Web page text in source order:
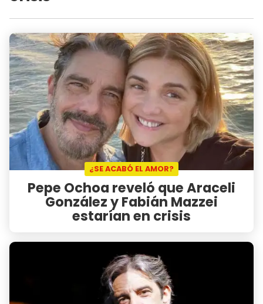
¿SE ACABÓ EL AMOR?
Pepe Ochoa reveló que Araceli
González y Fabián Mazzei
estarían en crisis